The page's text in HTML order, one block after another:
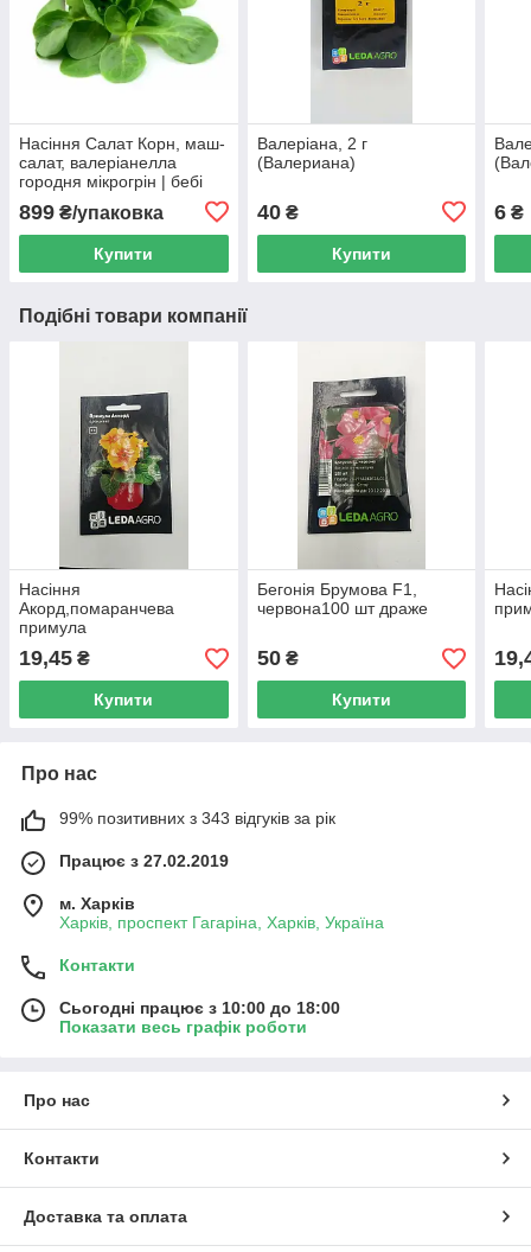
Насіння Салат Корн, маш-
салат, валеріанелла
городня мікрогрін | бебі
899 ₴/упаковка
Купити
Валеріана, 2 г
(Валериана)
40₴
Купити
6 ₴
Подібні товари компанії
Насіння
Акорд,помаранчева
примула
19,45 ₴
Купити
Бегонія Брумова F1,
червона100 шт драже
50₴
Купити
Про нас
99% позитивних з 343 відгуків за рік
Працює з 27.02.2019
м. Харків
Харків, проспект Гагаріна, Харків, Україна
Контакти
Сьогодні працює з 10:00 до 18:00
Показати весь графік роботи
Про нас
Контакти
Доставка та оплата